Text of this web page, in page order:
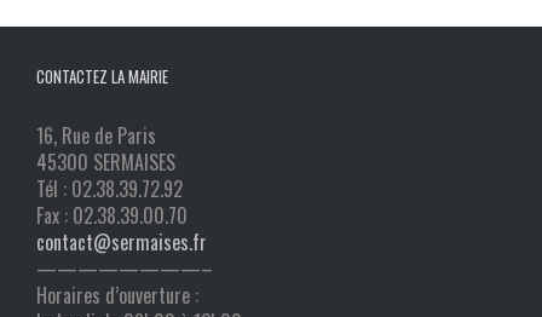
CONTACTEZ LA MAIRIE
16, Rue de Paris
45300 SERMAISES
Tél : 02.38.39.72.92
Fax : 02.38.39.00.70
contact@sermaises.fr
————————–
Horaires d’ouverture :